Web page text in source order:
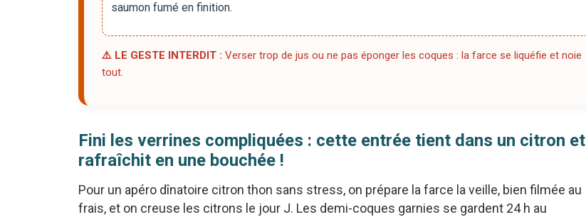
saumon fumé en finition.
⚠️ LE GESTE INTERDIT : Verser trop de jus ou ne pas éponger les coques : la farce se liquéfie et noie
tout.
Fini les verrines compliquées : cette entrée tient dans un citron et
rafraîchit en une bouchée !
Pour un apéro dînatoire citron thon sans stress, on prépare la farce la veille, bien filmée au
frais, et on creuse les citrons le jour J. Les demi-coques garnies se gardent 24 h au